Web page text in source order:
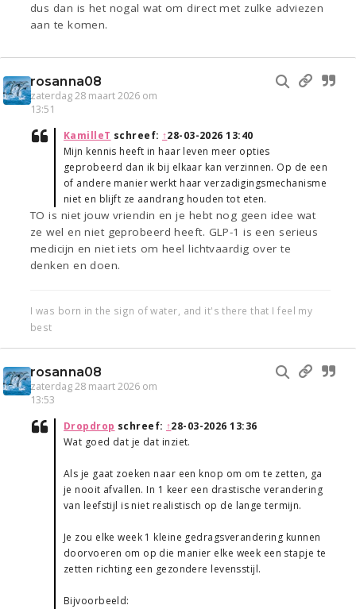
dus dan is het nogal wat om direct met zulke adviezen
aan te komen.
rosanna08
zaterdag 28 maart 2026 om
13:51
KamilleT schreef: ↑28-03-2026 13:40
Mijn kennis heeft in haar leven meer opties
geprobeerd dan ik bij elkaar kan verzinnen. Op de een
of andere manier werkt haar verzadigingsmechanisme
niet en blijft ze aandrang houden tot eten.
TO is niet jouw vriendin en je hebt nog geen idee wat
ze wel en niet geprobeerd heeft. GLP-1 is een serieus
medicijn en niet iets om heel lichtvaardig over te
denken en doen.
I was born in the sign of water, and it's there that I feel my
best
rosanna08
zaterdag 28 maart 2026 om
13:53
Dropdrop schreef: ↑28-03-2026 13:36
Wat goed dat je dat inziet.
Als je gaat zoeken naar een knop om om te zetten, ga
je nooit afvallen. In 1 keer een drastische verandering
van leefstijl is niet realistisch op de lange termijn.
Je zou elke week 1 kleine gedragsverandering kunnen
doorvoeren om op die manier elke week een stapje te
zetten richting een gezondere levensstijl.
Bijvoorbeeld: